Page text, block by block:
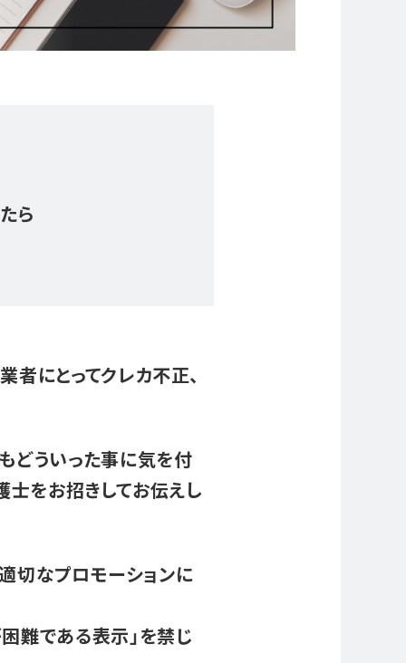
ら
にとってクレカ不正、
どういった事に気を付
をお招きしてお伝えし
切なプロモーションに
難である表示」を禁じ